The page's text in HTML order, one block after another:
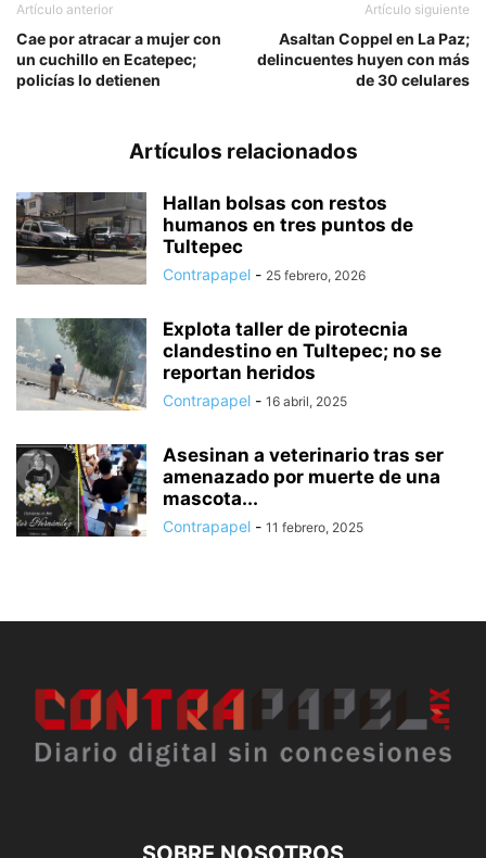
Artículo anterior
Cae por atracar a mujer con
un cuchillo en Ecatepec;
policías lo detienen
Artículo siguiente
Asaltan Coppel en La Paz;
delincuentes huyen con más
de 30 celulares
Artículos relacionados
Hallan bolsas con restos
humanos en tres puntos de
Tultepec
Contrapapel - 25 febrero, 2026
Explota taller de pirotecnia
clandestino en Tultepec; no se
reportan heridos
Contrapapel - 16 abril, 2025
Asesinan a veterinario tras ser
amenazado por muerte de una
mascota...
Contrapapel - 11 febrero, 2025